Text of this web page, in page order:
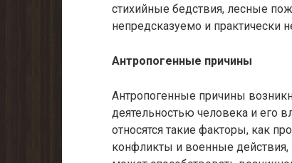
стихийные бедствия, лесные
непредсказуемо и практически
Антропогенные причины
Антропогенные причины
деятельностью человека и его
относятся такие факторы, как
конфликты и военные